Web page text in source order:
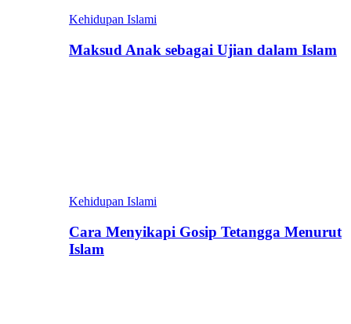
Kehidupan Islami
Maksud Anak sebagai Ujian dalam Islam
Kehidupan Islami
Cara Menyikapi Gosip Tetangga Menurut
Islam